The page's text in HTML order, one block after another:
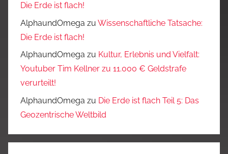
Die Erde ist flach!
AlphaundOmega zu Wissenschaftliche Tatsache:
Die Erde ist flach!
AlphaundOmega zu Kultur, Erlebnis und Vielfalt:
Youtuber Tim Kellner zu 11.000 € Geldstrafe
verurteilt!
AlphaundOmega zu Die Erde ist flach Teil 5: Das
Geozentrische Weltbild